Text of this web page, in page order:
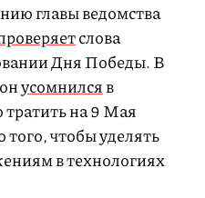
главы ведомства
слова
Дня Победы. В
усомнилсяв
на 9 Мая
того, чтобы уделять
в технологиях